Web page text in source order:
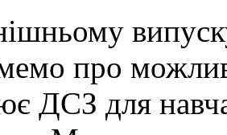
про
ДСЗ для